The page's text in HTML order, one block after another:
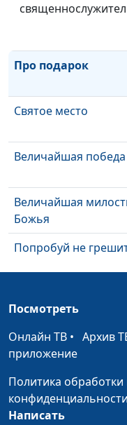
Библейское
Про подарок
Святое место
Величайшая победа
Величайшая
Божья
Попробуй не
Плюсы
Роль добрых дел
Посмотреть
Онлайн ТВ • Архив
приложение
Политика
конфиденциальности
Написать